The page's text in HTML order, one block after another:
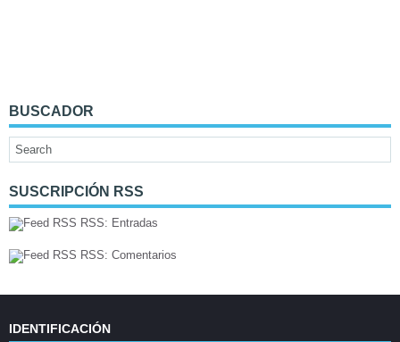
BUSCADOR
SUSCRIPCIÓN RSS
RSS: Entradas
RSS: Comentarios
IDENTIFICACIÓN